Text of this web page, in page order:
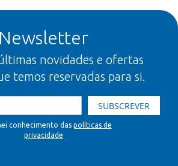
Newsletter
novidades e ofertas
temos reservadas para si.
SUBSCREVER
conhecimento das políticas de
privacidade